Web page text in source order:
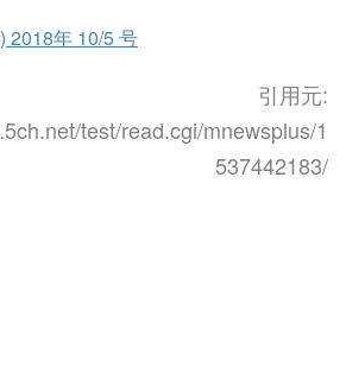
2018年 10/5 号
引用元:
test/read.cgi/mnewsplus/1
537442183/